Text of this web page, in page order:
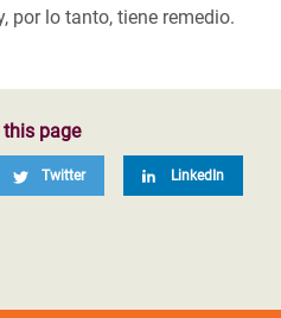
por lo tanto, tiene remedio.
this page
Twitter LinkedIn